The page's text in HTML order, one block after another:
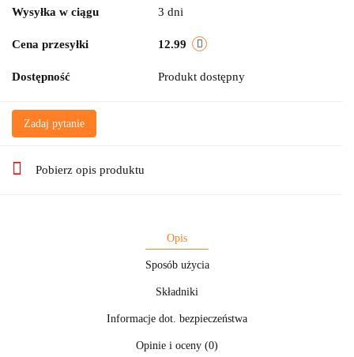
Wysyłka w ciągu 3 dni
Cena przesyłki 12.99
Dostępność Produkt dostępny
Zadaj pytanie
Pobierz opis produktu
Opis
Sposób użycia
Składniki
Informacje dot. bezpieczeństwa
Opinie i oceny (0)